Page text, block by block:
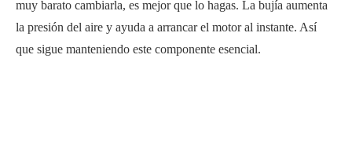
muy barato cambiarla, es mejor que lo hagas. La bujía aumenta
la presión del aire y ayuda a arrancar el motor al instante. Así
que sigue manteniendo este componente esencial.